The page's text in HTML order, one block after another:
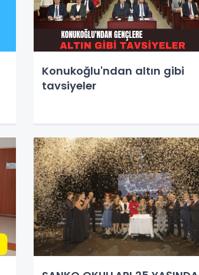
Konukoğlu'ndan altın gibi
tavsiyeler